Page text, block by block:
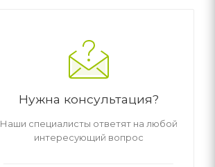
Нужна консультация?
Наши специалисты ответят на любой
интересующий вопрос